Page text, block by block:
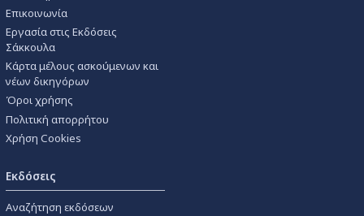
Επικοινωνία
Εργασία στις Εκδόσεις
Σάκκουλα
Κάρτα μέλους ασκούμενων και
νέων δικηγόρων
Όροι χρήσης
Πολιτική απορρήτου
Χρήση Cookies
Εκδόσεις
Αναζήτηση εκδόσεων